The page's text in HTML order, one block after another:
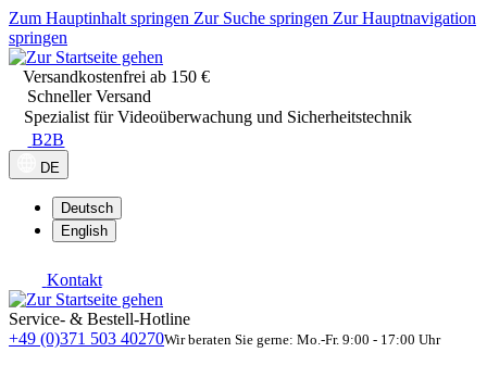
Zum Hauptinhalt springen Zur Suche springen Zur Hauptnavigation
springen
Versandkostenfrei ab 150 €
Schneller Versand
Spezialist für Videoüberwachung und Sicherheitstechnik
B2B
DE
Deutsch
English
Kontakt
Service- & Bestell-Hotline
+49 (0)371 503 40270Wir beraten Sie gerne: Mo.-Fr. 9:00 - 17:00 Uhr